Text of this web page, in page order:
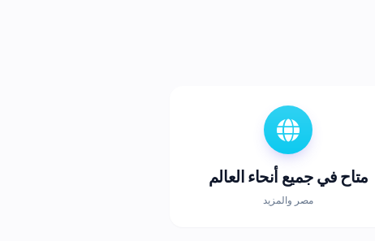
متاح في جميع أنحاء العالم
مصر والمزيد